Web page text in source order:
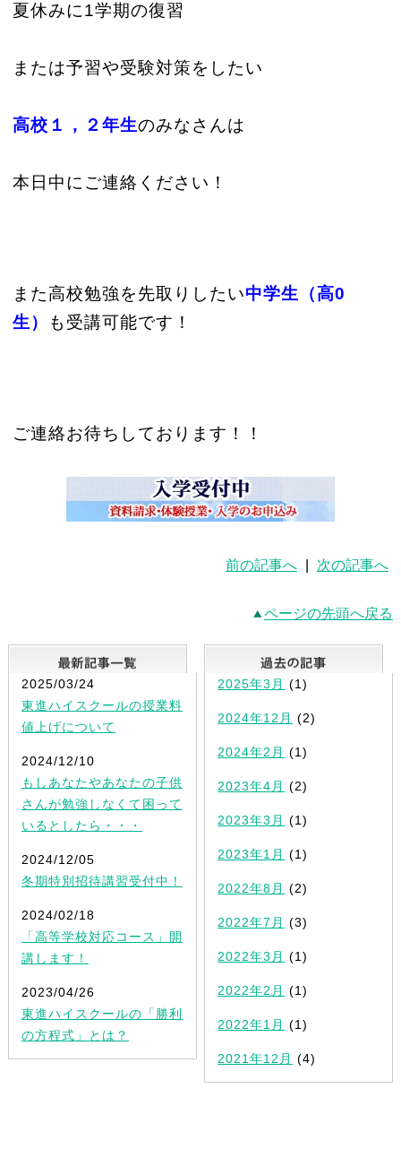
夏休みに1学期の復習
または予習や受験対策をしたい
高校１，２年生のみなさんは
本日中にご連絡ください！
また高校勉強を先取りしたい中学生（高0
生）
も受講可能です！
ご連絡お待ちしております！！
前の記事へ 次の記事へ
ページの先頭へ戻る
最新記事一覧
2025/03/24
東進ハイスクールの授業料
値上げについて
2024/12/10
もしあなたやあなたの子供
さんが勉強しなくて困って
いるとしたら・・・
2024/12/05
冬期特別招待講習受付中！
2024/02/18
「高等学校対応コース」開
講します！
2023/04/26
東進ハイスクールの「勝利
の方程式」とは？
2025年3月 (1)
2024年12月 (2)
2024年2月 (1)
2023年4月 (2)
2023年3月 (1)
2023年1月 (1)
2022年8月 (2)
2022年7月 (3)
2022年3月 (1)
2022年2月 (1)
2022年1月 (1)
2021年12月 (4)